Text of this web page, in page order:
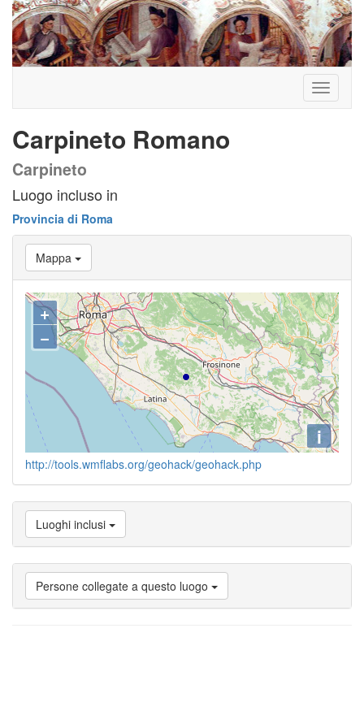
Toggle
Carpineto Romano
Carpineto
Luogo incluso in
Provincia di Roma
Mappa
+
−
i
http://tools.wmflabs.org/geohack/geohack.php
Luoghi inclusi
Persone collegate a questo luogo